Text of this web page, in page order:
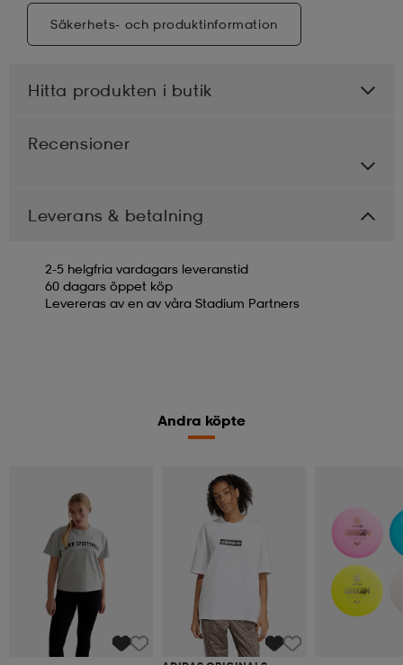
Säkerhets- och produktinformation
Hitta produkten i butik
Recensioner
Leverans & betalning
2-5 helgfria vardagars leveranstid
60 dagars öppet köp
Levereras av en av våra Stadium Partners
Andra köpte